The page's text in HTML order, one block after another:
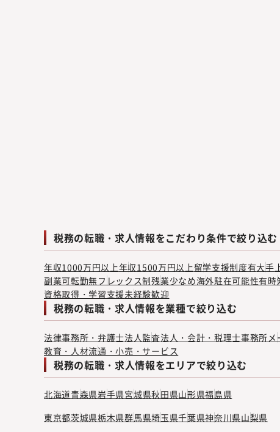
税務の転職・求人情報をこだわり条件で絞り込む
年収1000万円以上年収1500万円以上留学支援制度有大手
副業可転勤無フレックス制残業少なめ海外駐在可能性有時
資格取得・学習支援未経験歓迎
税務の転職・求人情報を業種で絞り込む
法律事務所・弁護士法人監査法人・会計・税理士事務所メ
教育・人材流通・小売・サービス
税務の転職・求人情報をエリアで絞り込む
北海道青森県岩手県宮城県秋田県山形県福島県
東京都茨城県栃木県群馬県埼玉県千葉県神奈川県山梨県